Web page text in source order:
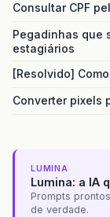
Consultar CPF
Pegadinhas que
estagiários
[Resolvido]
Converter pixels
LUMINA
Lumina: a IA
Prompts
de verdade.